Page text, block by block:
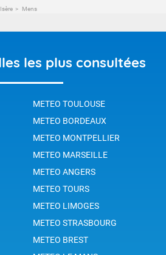
Isère Mens
les plus consultées
METEO TOULOUSE
METEO BORDEAUX
METEO MONTPELLIER
METEO MARSEILLE
METEO ANGERS
METEO TOURS
METEO LIMOGES
METEO STRASBOURG
METEO BREST